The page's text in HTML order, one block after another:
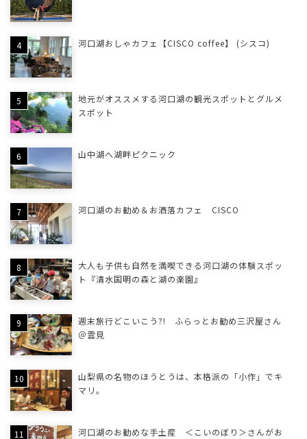
河口湖おしゃカフェ【CISCO coffee】 (シスコ)
地元がオススメする河口湖の観光スポットとグルメ
スポット
山中湖へ湖畔ピクニック
河口湖のお勧め＆お洒落カフェ CISCO
大人も子供も自然を満喫できる河口湖の体験スポッ
ト『清水国明の森と湖の楽園』
週末旅行どこいこう?! ふらっとお勧め三沢屋さん
＠雲見
山梨県の名物のほうとうは、本格派の「小作」でキ
マリ。
河口湖のお勧めな手土産 ＜こいのぼり＞さんがお